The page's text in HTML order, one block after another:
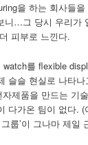
을 하는 회사들을
니…그 당시 우리가
피부로 느낀다.
를 flexible
슬슬 현실로 나타
제품을 만드는 기
다가온 팀이 없다. (
룹’이 그나마 제일